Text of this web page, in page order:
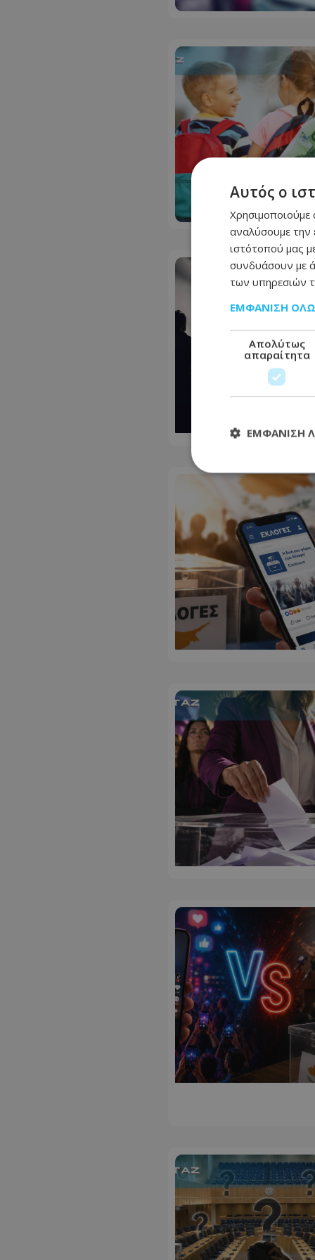
Αυτός ο
Χρησιμοποιούμε
αναλύσουμε την
ιστότοπού μας
συνδυάσουν με
των υπηρεσιών
ΕΜΦΆΝΙΣΗ
Απολύτως
απαραίτητα
ΕΜΦΆΝΙΣΗ
Τα απολύτως
διαχείριση
Ονοματεπώνυμο
usprivacy
__cf_bm
__cf_bm